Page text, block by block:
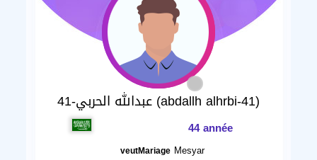
عبدالله الحربي-41 (abdallh alhrbi-41)
44 année
veutMariage Mesyar